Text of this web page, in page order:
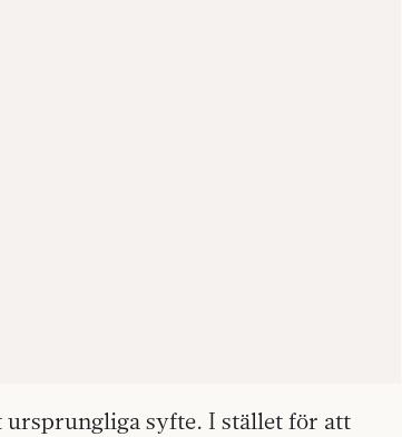
ursprungliga syfte. I stället för att